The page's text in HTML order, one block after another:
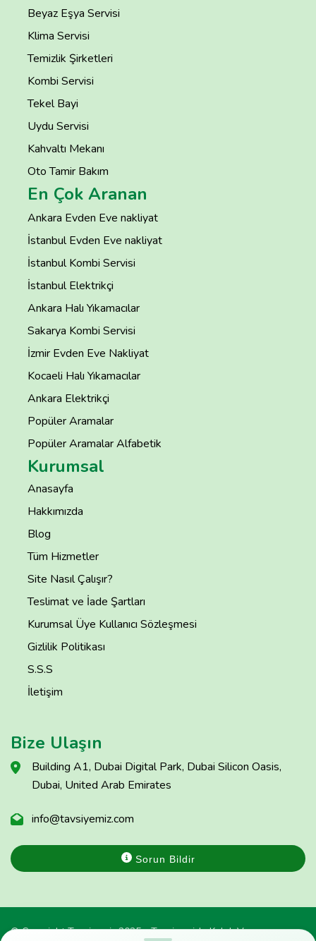
Beyaz Eşya Servisi
Klima Servisi
Temizlik Şirketleri
Kombi Servisi
Tekel Bayi
Uydu Servisi
Kahvaltı Mekanı
Oto Tamir Bakım
En Çok Aranan
Ankara Evden Eve nakliyat
İstanbul Evden Eve nakliyat
İstanbul Kombi Servisi
İstanbul Elektrikçi
Ankara Halı Yıkamacılar
Sakarya Kombi Servisi
İzmir Evden Eve Nakliyat
Kocaeli Halı Yıkamacılar
Ankara Elektrikçi
Popüler Aramalar
Popüler Aramalar Alfabetik
Kurumsal
Anasayfa
Hakkımızda
Blog
Tüm Hizmetler
Site Nasıl Çalışır?
Teslimat ve İade Şartları
Kurumsal Üye Kullanıcı Sözleşmesi
Gizlilik Politikası
S.S.S
İletişim
Bize Ulaşın
Building A1, Dubai Digital Park, Dubai Silicon Oasis,
Dubai, United Arab Emirates
info@tavsiyemiz.com
Sorun Bildir
© Copyright Tavsiyemiz 2025 - Tavsiyemiz'e Kulak Ver